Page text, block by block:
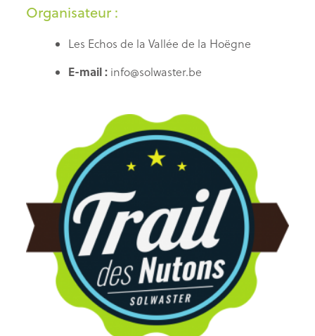
Organisateur :
Les Echos de la Vallée de la Hoëgne
E-mail : info@solwaster.be